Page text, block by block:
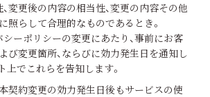
変更後の内容の相当性、変更の内容その他
照らして合理的なものであるとき。
シーポリシーの変更にあたり、事前にお客
び変更箇所、ならびに効力発生日を通知し
上でこれらを告知します。
本契約変更の効力発生日後もサービスの使